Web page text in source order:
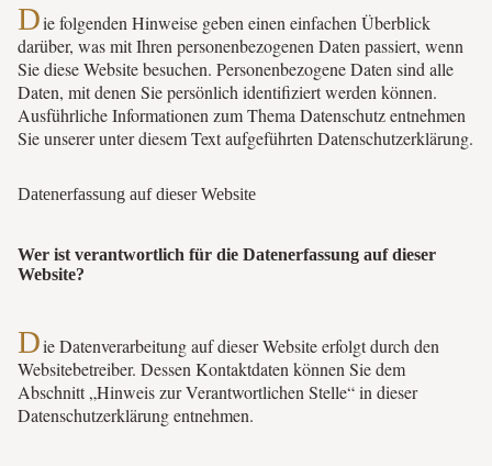
Die folgenden Hinweise geben einen einfachen Überblick
darüber, was mit Ihren personenbezogenen Daten passiert, wenn
Sie diese Website besuchen. Personenbezogene Daten sind alle
Daten, mit denen Sie persönlich identifiziert werden können.
Ausführliche Informationen zum Thema Datenschutz entnehmen
Sie unserer unter diesem Text aufgeführten Datenschutzerklärung.
Datenerfassung auf dieser Website
Wer ist verantwortlich für die Datenerfassung auf dieser
Website?
Die Datenverarbeitung auf dieser Website erfolgt durch den
Websitebetreiber. Dessen Kontaktdaten können Sie dem
Abschnitt „Hinweis zur Verantwortlichen Stelle“ in dieser
Datenschutzerklärung entnehmen.